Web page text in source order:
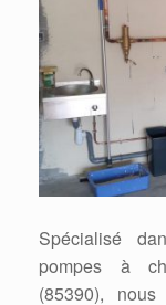
Spécialisé
pompes à
(85390),